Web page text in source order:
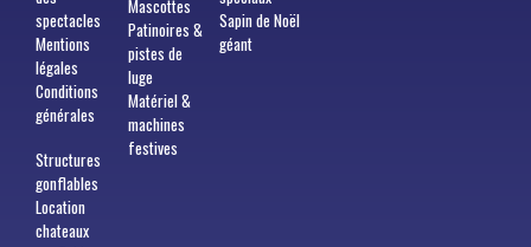
spectacles
Mentions
légales
Conditions
générales
Structures
gonflables
Location
chateaux
Mascottes
Patinoires &
pistes de
luge
Matériel &
machines
festives
Sapin de Noël
géant